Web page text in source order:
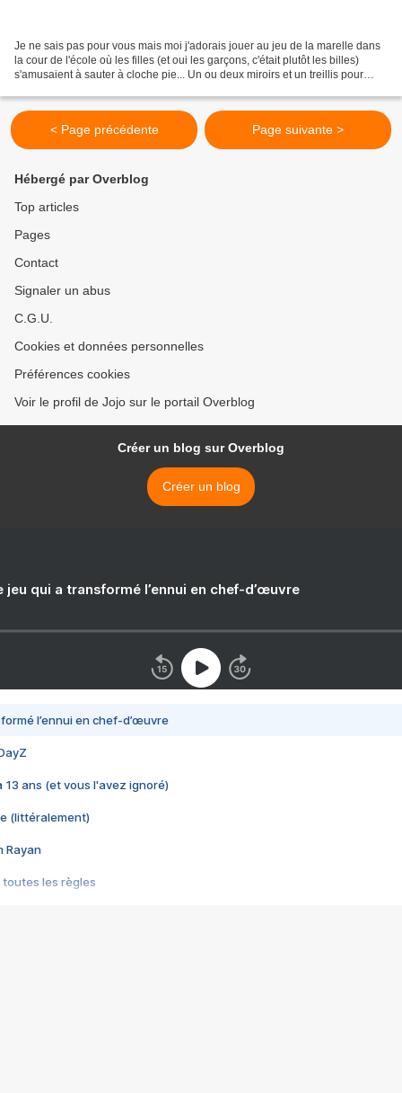
Je ne sais pas pour vous mais moi j'adorais jouer au jeu de la marelle dans
la cour de l'école où les filles (et oui les garçons, c'était plutôt les billes)
s'amusaient à sauter à cloche pie... Un ou deux miroirs et un treillis pour
< Page précédente Page suivante >
Hébergé par Overblog
Top articles
Pages
Contact
Signaler un abus
C.G.U.
Cookies et données personnelles
Préférences cookies
Voir le profil de Jojo sur le portail Overblog
Créer un blog sur Overblog
Créer un blog
jeu qui a transformé l’ennui en chef-d’œuvre
l’ennui en chef-d’œuvre
13 ans (et vous l'avez ignoré)
(littéralement)
Rayan
toutes les règles